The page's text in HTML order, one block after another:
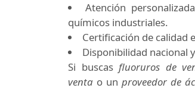
Atención
químicos industriales.
Certificación de calidad
Disponibilidad nacional
Si buscasfluoruros de
venta o unproveedor de